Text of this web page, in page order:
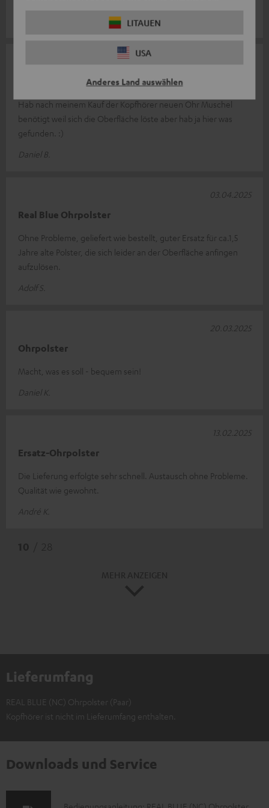
LITAUEN
USA
Anderes Land auswählen
Hab nach meinem Kauf der Kopfhörer neuen Ohr Muschel
benötigt weil sich die Oberfläche löste aber hab ja hier was
gefunden. :)
Daniel B.
Real Blue Ohrpolster
Ohne Probleme, geliefert wie bestellt, guter Ersatz für ca.1,5
Jahre alte Polster, die sich leider an der Oberfläche anfingen
aufzulösen.
Adolf S.
03.04.2025
Ohrpolster
Macht, was es soll - bequem sein!
Daniel K.
20.03.2025
Ersatz-Ohrpolster
Die Lieferung erfolgte sehr schnell. Austausch ohne Probleme.
Qualität wie gewohnt.
André K.
13.02.2025
Lieferumfang
REAL BLUE (NC) Ohrpolster (Paar)
Kopfhörer ist nicht im Lieferumfang enthalten.
Downloads und Service